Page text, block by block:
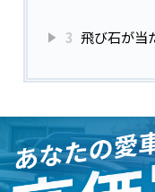
3 飛び石が当